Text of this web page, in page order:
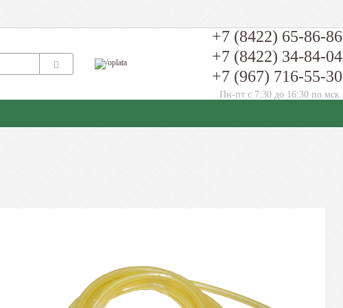
+7 (8422) 65-86-86
+7 (8422) 34-84-04
+7 (967) 716-55-30
Пн-пт с 7:30 до 16:30 по мск.